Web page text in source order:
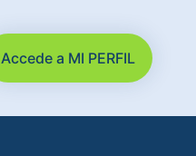
Accede a MI PERFIL